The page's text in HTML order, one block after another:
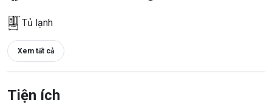
Tủ lạnh
Xem tất cả
Tiện ích